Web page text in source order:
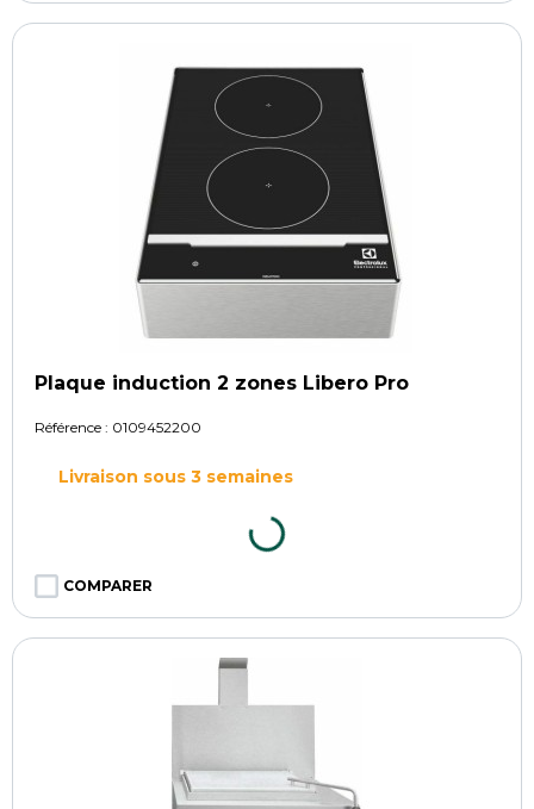
Plaque induction 2 zones Libero Pro
Référence : 0109452200
Livraison sous 3 semaines
COMPARER